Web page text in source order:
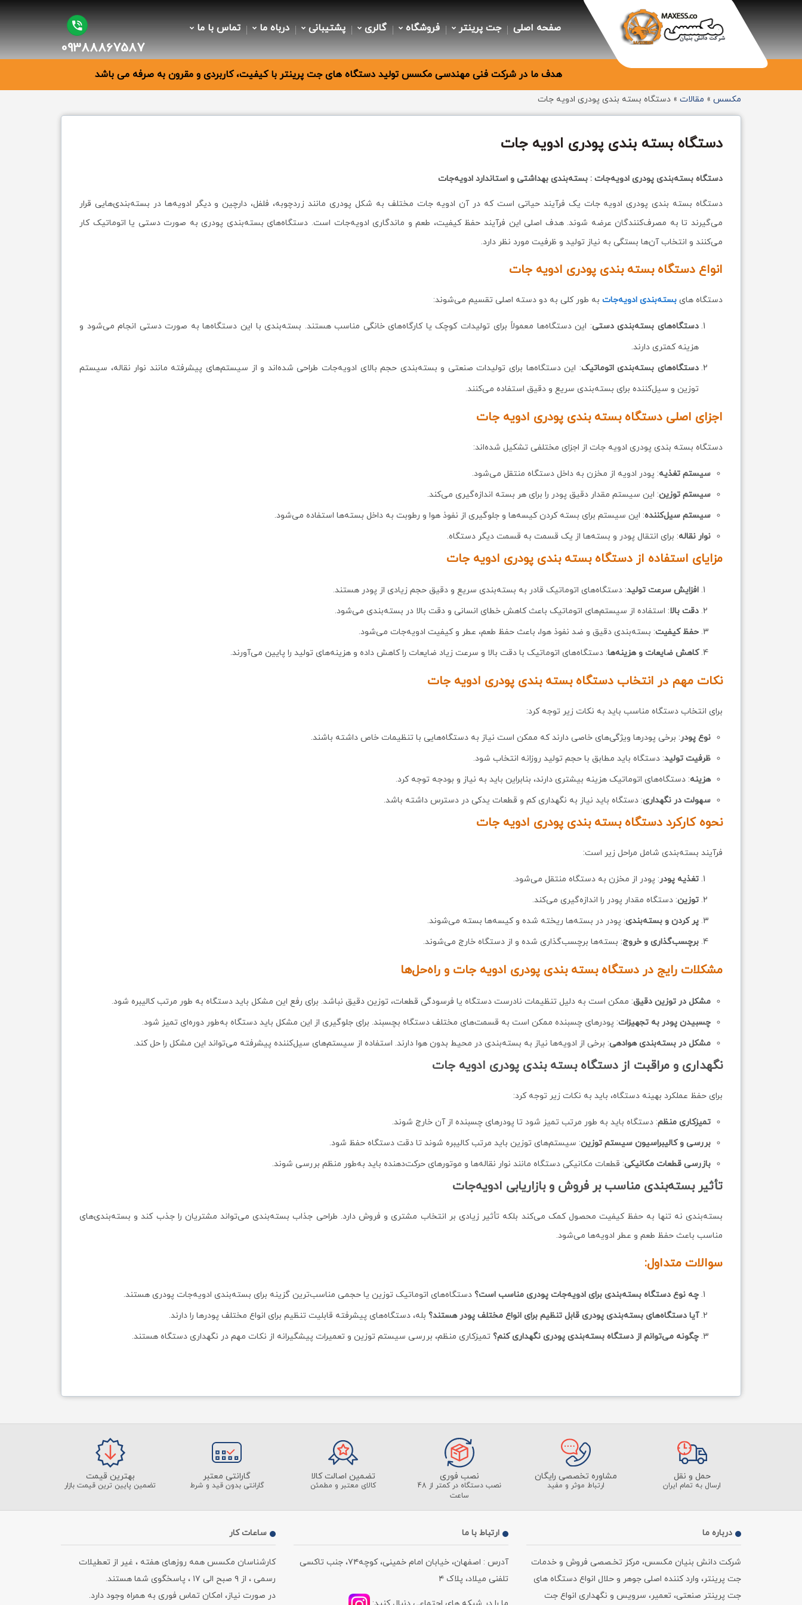
صفحه اصلی جت پرینتر فروشگاه گالری پشتیبانی درباه ما تماس با ما
09388867587
هدف ما در شرکت فنی مهندسی مکسس تولید دستگاه های جت پرینتر با کیفیت، کاربردی و مقرون به صرفه می باشد
مکسس » مقالات » دستگاه بسته بندی پودری ادویه جات
دستگاه بسته بندی پودری ادویه جات
دستگاه بسته‌بندی پودری ادویه‌جات : بسته‌بندی بهداشتی و استاندارد ادویه‌جات
دستگاه بسته بندی پودری ادویه جات یک فرآیند حیاتی است که در آن ادویه‌ جات مختلف به شکل پودری مانند زردچوبه، فلفل، دارچین و دیگر ادویه‌ها در بسته‌بندی‌هایی قرار
می‌گیرند تا به مصرف‌کنندگان عرضه شوند. هدف اصلی این فرآیند حفظ کیفیت، طعم و ماندگاری ادویه‌جات است. دستگاه‌های بسته‌بندی پودری به صورت دستی یا اتوماتیک کار
می‌کنند و انتخاب آن‌ها بستگی به نیاز تولید و ظرفیت مورد نظر دارد.
انواع دستگاه بسته بندی پودری ادویه جات
دستگاه‌ های بسته‌بندی ادویه‌جات به طور کلی به دو دسته اصلی تقسیم می‌شوند:
دستگاه‌های بسته‌بندی دستی: این دستگاه‌ها معمولاً برای تولیدات کوچک یا کارگاه‌های خانگی مناسب هستند. بسته‌بندی با این دستگاه‌ها به صورت دستی انجام می‌شود و
هزینه کمتری دارند.
دستگاه‌های بسته‌بندی اتوماتیک: این دستگاه‌ها برای تولیدات صنعتی و بسته‌بندی حجم بالای ادویه‌جات طراحی شده‌اند و از سیستم‌های پیشرفته مانند نوار نقاله، سیستم
توزین و سیل‌کننده برای بسته‌بندی سریع و دقیق استفاده می‌کنند.
اجزای اصلی دستگاه بسته بندی پودری ادویه جات
دستگاه بسته بندی پودری ادویه جات از اجزای مختلفی تشکیل شده‌اند:
سیستم تغذیه: پودر ادویه از مخزن به داخل دستگاه منتقل می‌شود.
سیستم توزین: این سیستم مقدار دقیق پودر را برای هر بسته اندازه‌گیری می‌کند.
سیستم سیل‌کننده: این سیستم برای بسته کردن کیسه‌ها و جلوگیری از نفوذ هوا و رطوبت به داخل بسته‌ها استفاده می‌شود.
نوار نقاله: برای انتقال پودر و بسته‌ها از یک قسمت به قسمت دیگر دستگاه.
مزایای استفاده از دستگاه بسته بندی پودری ادویه جات
افزایش سرعت تولید: دستگاه‌های اتوماتیک قادر به بسته‌بندی سریع و دقیق حجم زیادی از پودر هستند.
دقت بالا: استفاده از سیستم‌های اتوماتیک باعث کاهش خطای انسانی و دقت بالا در بسته‌بندی می‌شود.
حفظ کیفیت: بسته‌بندی دقیق و ضد نفوذ هوا، باعث حفظ طعم، عطر و کیفیت ادویه‌جات می‌شود.
کاهش ضایعات و هزینه‌ها: دستگاه‌های اتوماتیک با دقت بالا و سرعت زیاد ضایعات را کاهش داده و هزینه‌های تولید را پایین می‌آورند.
نکات مهم در انتخاب دستگاه بسته بندی پودری ادویه جات
برای انتخاب دستگاه مناسب باید به نکات زیر توجه کرد:
نوع پودر: برخی پودرها ویژگی‌های خاصی دارند که ممکن است نیاز به دستگاه‌هایی با تنظیمات خاص داشته باشند.
ظرفیت تولید: دستگاه باید مطابق با حجم تولید روزانه انتخاب شود.
هزینه: دستگاه‌های اتوماتیک هزینه بیشتری دارند، بنابراین باید به نیاز و بودجه توجه کرد.
سهولت در نگهداری: دستگاه باید نیاز به نگهداری کم و قطعات یدکی در دسترس داشته باشد.
نحوه کارکرد دستگاه بسته بندی پودری ادویه جات
فرآیند بسته‌بندی شامل مراحل زیر است:
تغذیه پودر: پودر از مخزن به دستگاه منتقل می‌شود.
توزین: دستگاه مقدار پودر را اندازه‌گیری می‌کند.
پر کردن و بسته‌بندی: پودر در بسته‌ها ریخته شده و کیسه‌ها بسته می‌شوند.
برچسب‌گذاری و خروج: بسته‌ها برچسب‌گذاری شده و از دستگاه خارج می‌شوند.
مشکلات رایج در دستگاه بسته بندی پودری ادویه جات و راه‌حل‌ها
مشکل در توزین دقیق: ممکن است به دلیل تنظیمات نادرست دستگاه یا فرسودگی قطعات، توزین دقیق نباشد. برای رفع این مشکل باید دستگاه به طور مرتب کالیبره شود.
چسبیدن پودر به تجهیزات: پودرهای چسبنده ممکن است به قسمت‌های مختلف دستگاه بچسبند. برای جلوگیری از این مشکل باید دستگاه به‌طور دوره‌ای تمیز شود.
مشکل در بسته‌بندی هوادهی: برخی از ادویه‌ها نیاز به بسته‌بندی در محیط بدون هوا دارند. استفاده از سیستم‌های سیل‌کننده پیشرفته می‌تواند این مشکل را حل کند.
نگهداری و مراقبت از دستگاه بسته بندی پودری ادویه جات
برای حفظ عملکرد بهینه دستگاه، باید به نکات زیر توجه کرد:
تمیزکاری منظم: دستگاه باید به طور مرتب تمیز شود تا پودرهای چسبنده از آن خارج شوند.
بررسی و کالیبراسیون سیستم توزین: سیستم‌های توزین باید مرتب کالیبره شوند تا دقت دستگاه حفظ شود.
بازرسی قطعات مکانیکی: قطعات مکانیکی دستگاه مانند نوار نقاله‌ها و موتورهای حرکت‌دهنده باید به‌طور منظم بررسی شوند.
تأثیر بسته‌بندی مناسب بر فروش و بازاریابی ادویه‌جات
بسته‌بندی نه تنها به حفظ کیفیت محصول کمک می‌کند بلکه تأثیر زیادی بر انتخاب مشتری و فروش دارد. طراحی جذاب بسته‌بندی می‌تواند مشتریان را جذب کند و بسته‌بندی‌های
مناسب باعث حفظ طعم و عطر ادویه‌ها می‌شود.
سوالات متداول:
چه نوع دستگاه بسته‌بندی برای ادویه‌جات پودری مناسب است؟ دستگاه‌های اتوماتیک توزین یا حجمی مناسب‌ترین گزینه برای بسته‌بندی ادویه‌جات پودری هستند.
آیا دستگاه‌های بسته‌بندی پودری قابل تنظیم برای انواع مختلف پودر هستند؟ بله، دستگاه‌های پیشرفته قابلیت تنظیم برای انواع مختلف پودرها را دارند.
چگونه می‌توانم از دستگاه بسته‌بندی پودری نگهداری کنم؟ تمیزکاری منظم، بررسی سیستم توزین و تعمیرات پیشگیرانه از نکات مهم در نگهداری دستگاه هستند.
حمل و نقل
ارسال به تمام ایران
مشاوره تخصصی رایگان
ارتباط موثر و مفید
نصب فوری
نصب دستگاه در کمتر از 48
ساعت
تضمین اصالت کالا
کالای معتبر و مطمئن
گارانتی معتبر
گارانتی بدون قید و شرط
بهترین قیمت
تضمین پایین ترین قیمت بازار
درباره ما
شرکت دانش بنیان مکسس، مرکز تخـصصی فروش و خدمات
جت پرینتر، وارد کننده اصلی جوهر و حلال انواع دستگاه های
جت پرینتر صنعتی، تعمیر، سرویس و نگهداری انواع جت
ارتباط با ما
آدرس : اصفهان، خیابان امام خمینی، کوچه۷۴، جنب تاکسی
تلفنی میلاد، پلاک ۴
ساعات کار
کارشناسان مکسس همه روزهای هفته ، غیر از تعطیلات
رسمی ، از ۹ صبح الی ۱۷ ، پاسخگوی شما هستند.
در صورت نیاز، امکان تماس فوری به همراه وجود دارد.